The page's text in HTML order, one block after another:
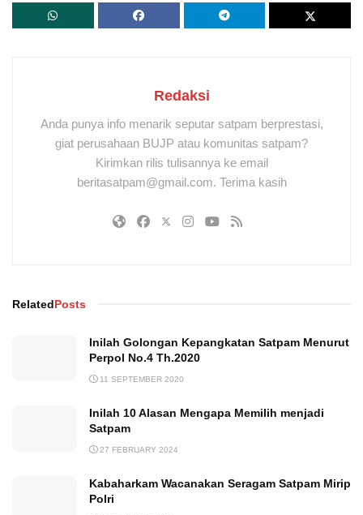
Redaksi
Anda punya info menarik seputar satpam berprestasi,
giat perusahaan BUJP atau komunitas satpam?
Kirimkan rilis tulisannya ke email
beritasatpam@gmail.com. Terima kasih
RelatedPosts
Inilah Golongan Kepangkatan Satpam Menurut
Perpol No.4 Th.2020
11 SEPTEMBER 2020
Inilah 10 Alasan Mengapa Memilih menjadi
Satpam
27 FEBRUARY 2024
Kabaharkam Wacanakan Seragam Satpam Mirip
Polri